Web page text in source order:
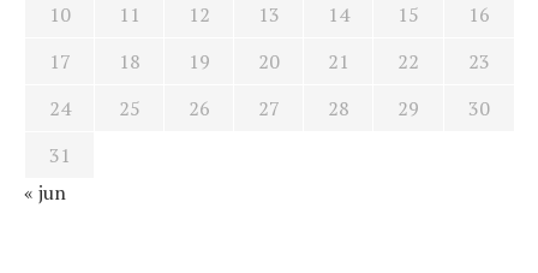
10
11 12 13 14 15
16
17
18 19 20 21 22
23
24
25 26 27 28 29
30
31
« jun